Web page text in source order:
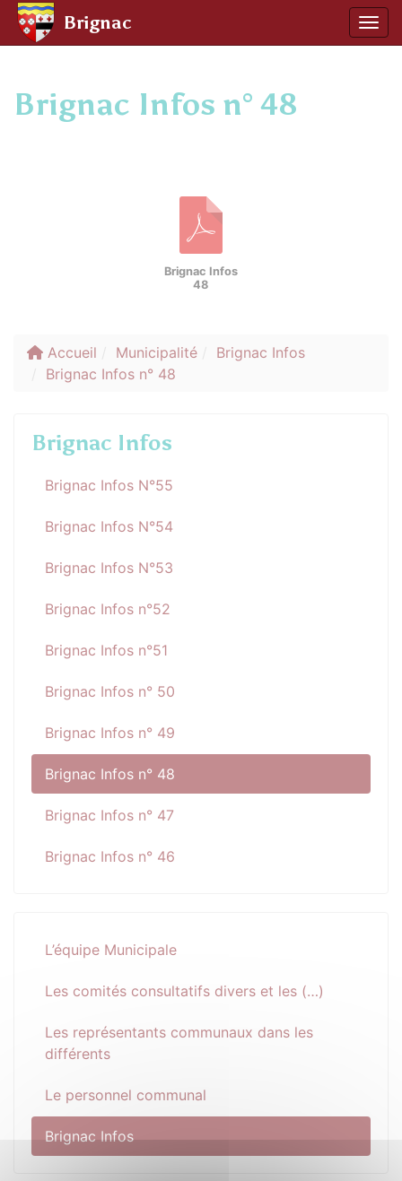
Brignac
Brignac Infos n° 48
Brignac Infos
48
Accueil Municipalité
Brignac Infos
Brignac Infos n° 48
Brignac Infos
Brignac Infos N°55
Brignac Infos N°54
Brignac Infos N°53
Brignac Infos n°52
Brignac Infos n°51
Brignac Infos n° 50
Brignac Infos n° 49
Brignac Infos n° 48
Brignac Infos n° 47
Brignac Infos n° 46
L’équipe Municipale
Les comités consultatifs divers et les (…)
Les représentants communaux dans les
différents
Le personnel communal
Brignac Infos
Panneau de gestion des cookies